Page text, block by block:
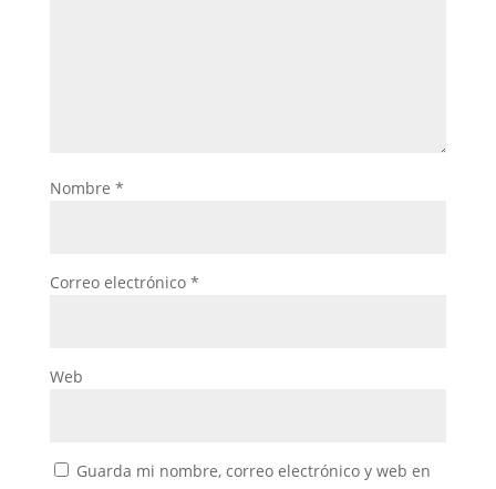
Nombre *
Correo electrónico *
Web
Guarda mi nombre, correo electrónico y web en